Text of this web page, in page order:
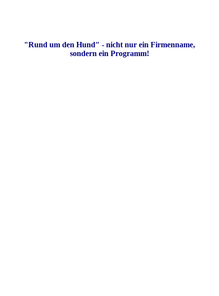
"Rund um den Hund" - nicht nur ein Firmenname,
sondern ein Programm!